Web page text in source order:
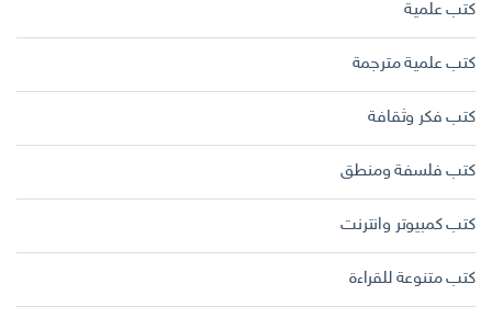
كتب علمية
كتب علمية مترجمة
كتب فكر وثقافة
كتب فلسفة ومنطق
كتب كمبيوتر وانترنت
كتب متنوعة للقراءة